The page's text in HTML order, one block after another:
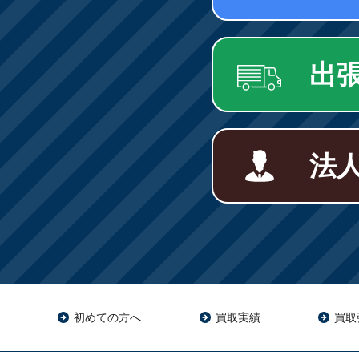
出
法
初めての方へ 買取実績 買